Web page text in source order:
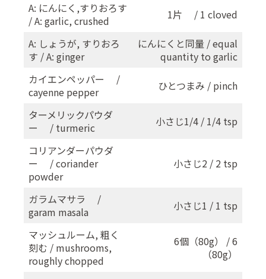
A: にんにく,すりおろす
/ A: garlic, crushed
1片 / 1 cloved
A: しょうが, すりおろ
す / A: ginger
にんにくと同量 / equal
quantity to garlic
カイエンペッパー /
cayenne pepper
ひとつまみ / pinch
ターメリックパウダ
ー / turmeric
小さじ1/4 / 1/4 tsp
コリアンダーパウダ
ー / coriander
powder
小さじ2 / 2 tsp
ガラムマサラ /
garam masala
小さじ1 / 1 tsp
マッシュルーム, 粗く
刻む / mushrooms,
roughly chopped
6個（80g） / 6
（80g）